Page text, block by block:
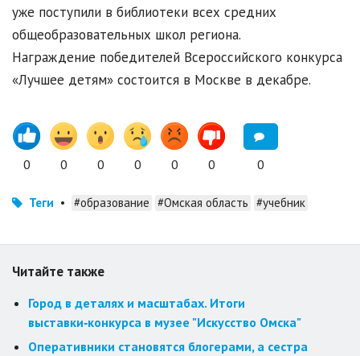
уже поступили в библиотеки всех средних
общеобразовательных школ региона.
Награждение победителей Всероссийского конкурса
«Лучшее детям» состоится в Москве в декабре.
0 0 0 0 0 0 0
Теги • #образование #Омская область #учебник
Читайте также
Город в деталях и масштабах. Итоги
выставки‑конкурса в музее "Искусство Омска"
Оперативники становятся блогерами, а сестра